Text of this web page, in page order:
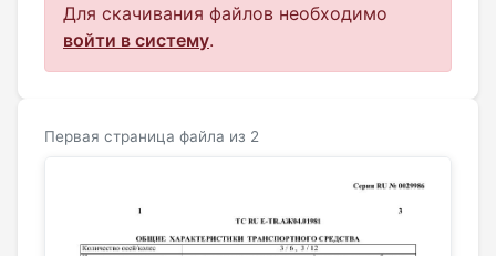
Для скачивания файлов необходимо
войти в систему.
Первая страница файла из 2